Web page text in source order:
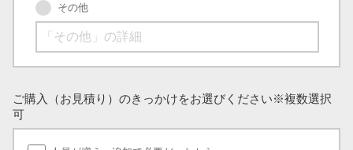
その他
ご購入（お見積り）のきっかけをお選びください※複数選択
可